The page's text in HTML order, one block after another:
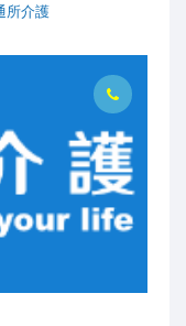
所介護